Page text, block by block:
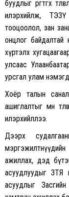
буудлыг өргөтгөх
илэрхийлж, ТЭЗҮ
тооцоолол, зан
онцлог
хүртэлх
улсаас
урсгал улам
Хоёр талын
ашиглалтыг мөн
илэрхийллээ.
Дээрх
ажиллах, дэд
асуудлуудыг ЗТЯ
асуудлыг